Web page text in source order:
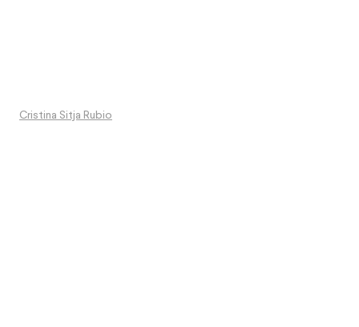
Cristina Sitja Rubio